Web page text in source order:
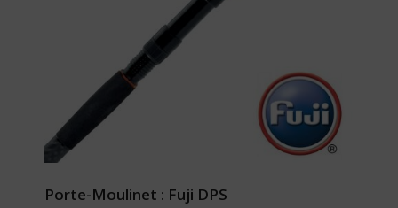
Porte-Moulinet : Fuji DPS